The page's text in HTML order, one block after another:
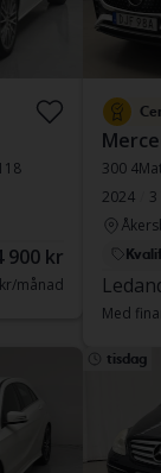
900 kr
månad
300
2024
Med
tisdag